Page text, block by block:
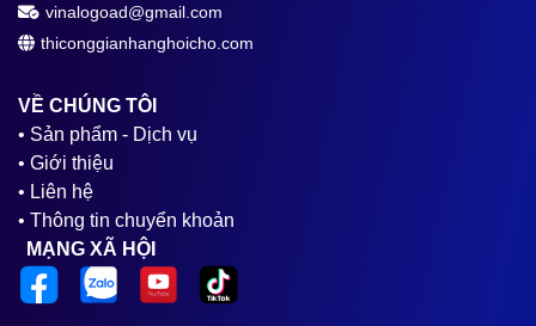
vinalogoad@gmail.com
thiconggianhanghoicho.com
VỀ CHÚNG TÔI
• Sản phẩm - Dịch vụ
• Giới thiệu
• Liên hệ
• Thông tin chuyển khoản
MẠNG XÃ HỘI